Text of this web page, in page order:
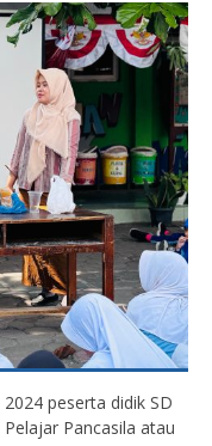
peserta didik SD
Pancasila atau